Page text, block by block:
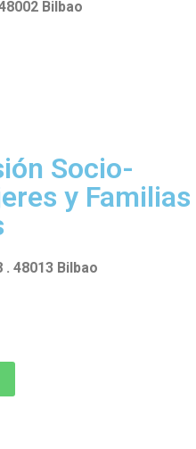
Bilbao
Socio-
y Familias
48013 Bilbao